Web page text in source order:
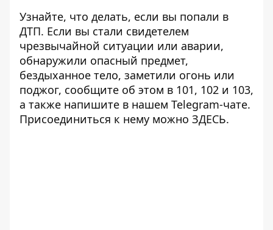
Узнайте, что делать, если вы попали в
ДТП. Если вы стали свидетелем
чрезвычайной ситуации или аварии,
обнаружили опасный предмет,
бездыханное тело, заметили огонь или
поджог, сообщите об этом в 101, 102 и 103,
а также напишите в нашем Telegram-чате.
Присоединиться к нему можно ЗДЕСЬ.